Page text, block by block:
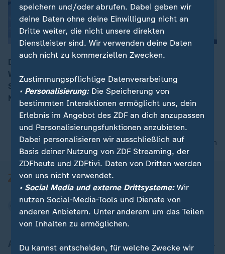
00:16
Die Leiche eines 14-jährigen Jungen wird in einem
Waldgebiet an einem See in Dormagen von
Spaziergängern gefunden. Die Polizei des Rhein-Kreis
Neuss schließt ein Tötungsdelikt nicht aus.
nach oben
Aktuell bei ZDFheute
speichern und/oder abrufen. Dabei geben wir
deine Daten ohne deine Einwilligung nicht an
Dritte weiter, die nicht unsere direkten
Dienstleister sind. Wir verwenden deine Daten
auch nicht zu kommerziellen Zwecken.
Zustimmungspflichtige Datenverarbeitung
• Personalisierung:Die Speicherung von
bestimmten Interaktionen ermöglicht uns, dein
Erlebnis im Angebot des ZDF an dich anzupassen
und Personalisierungsfunktionen anzubieten.
Dabei personalisieren wir ausschließlich auf
Basis deiner Nutzung von ZDF Streaming, der
ZDFheute und ZDFtivi. Daten von Dritten werden
von uns nicht verwendet.
• Social Media und externe Drittsysteme:Wir
nutzen Social-Media-Tools und Dienste von
anderen Anbietern. Unter anderem um das Teilen
von Inhalten zu ermöglichen.
Du kannst entscheiden, für welche Zwecke wir